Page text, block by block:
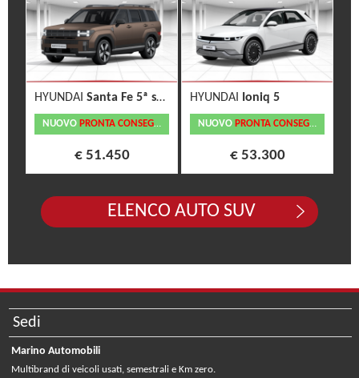
HYUNDAI Santa Fe 5ª serie
NUOVO PRONTA CONSEGNA
€ 51.450
HYUNDAI Ioniq 5
NUOVO PRONTA CONSEGNA
€ 53.300
ELENCO AUTO SUV
Sedi
Marino Automobili
Multibrand di veicoli usati, semestrali e Km zero.